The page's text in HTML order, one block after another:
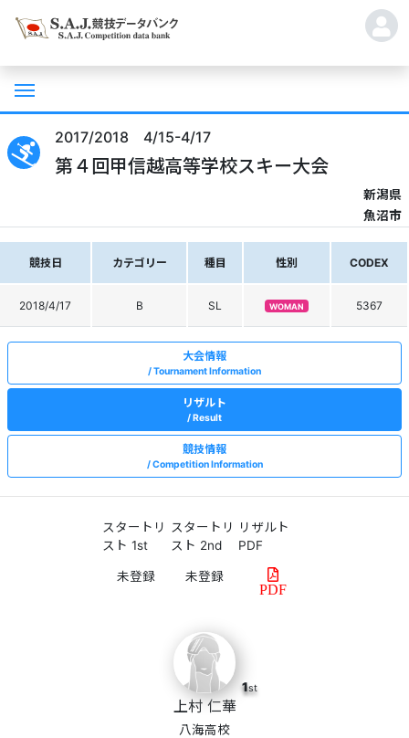
2017/2018 4/15-4/17
第４回甲信越高等学校スキー大会
新潟県
魚沼市
競技日 カテゴリー 種目 性別 CODEX
2018/4/17 B SL WOMAN 5367
大会情報
Tournament Information
リザルト
Result
競技情報
Competition Information
スタートリ
スト 1st
スタートリ
スト 2nd
リザルト
PDF
PDF
1st
上村 仁華
八海高校